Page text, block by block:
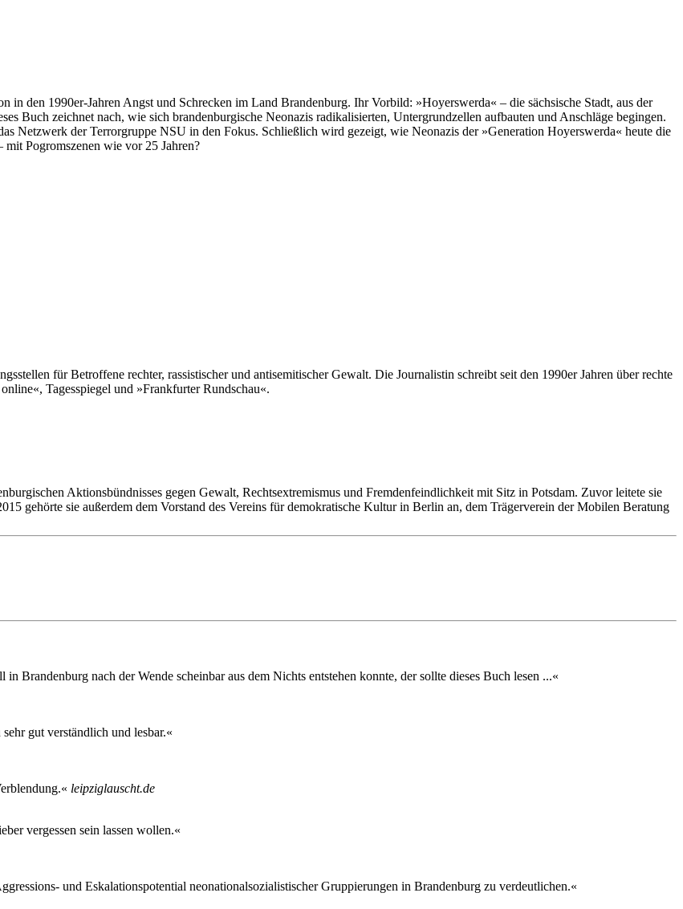
in den 1990er-Jahren Angst und Schrecken im Land Brandenburg. Ihr Vorbild: »Hoyerswerda« – die sächsische Stadt, aus der
Buch zeichnet nach, wie sich brandenburgische Neonazis radikalisierten, Untergrundzellen aufbauten und Anschläge begingen.
Netzwerk der Terrorgruppe NSU in den Fokus. Schließlich wird gezeigt, wie Neonazis der »Generation Hoyerswerda« heute die
Pogromszenen wie vor 25 Jahren?
für Betroffene rechter, rassistischer und antisemitischer Gewalt. Die Journalistin schreibt seit den 1990er Jahren über rechte
Tagesspiegel und »Frankfurter Rundschau«.
Aktionsbündnisses gegen Gewalt, Rechtsextremismus und Fremdenfeindlichkeit mit Sitz in Potsdam. Zuvor leitete sie
gehörte sie außerdem dem Vorstand des Vereins für demokratische Kultur in Berlin an, dem Trägerverein der Mobilen Beratung
Brandenburg nach der Wende scheinbar aus dem Nichts entstehen konnte, der sollte dieses Buch lesen ...«
gut verständlich und lesbar.«
leipziglauscht.de
vergessen sein lassen wollen.«
und Eskalationspotential neonationalsozialistischer Gruppierungen in Brandenburg zu verdeutlichen.«